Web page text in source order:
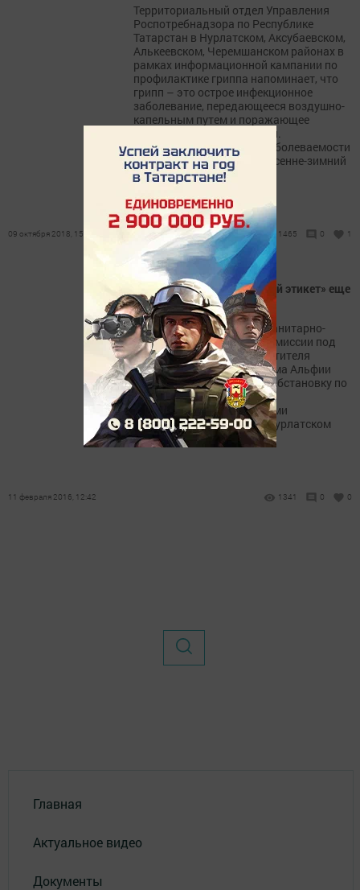
Территориальный отдел Управления
Роспотребнадзора по Республике
Татарстан в Нурлатском, Аксубаевском,
Алькеевском, Черемшанском районах в
рамках информационной кампании по
профилактике гриппа напоминает, что
грипп – это острое инфекционное
заболевание, передающееся воздушно-
капельным путем и поражающее
верхние дыхательные пути.
Эпидемический подъем заболеваемости
ежегодно приходится на осенне-зимний
период.
09 октября 2018, 15:07 1465 0 1
В Нурлате: «респираторный этикет» еще
никто не отменял
Сегодня рабочая группа санитарно-
противоэпидемической комиссии под
председательством заместителя
руководителя райисполкома Альфии
Галаутдиновой обсудила обстановку по
заболеваемости острыми
респираторными вирусными
инфекциями и гриппом в Нурлатском
районе.
11 февраля 2016, 12:42 1341 0 0
Главная
Актуальное видео
Документы